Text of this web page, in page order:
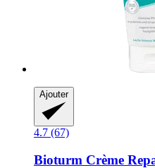
Ajouter
4.7 (67)
Bioturm Crème